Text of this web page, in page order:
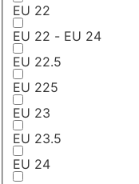
EU 22
EU 22 - EU 24
EU 22.5
EU 225
EU 23
EU 23.5
EU 24